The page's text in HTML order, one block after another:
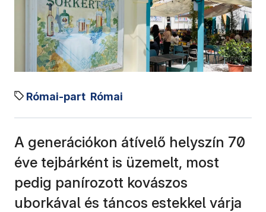
Római-part Római
A generációkon átívelő helyszín 70
éve tejbárként is üzemelt, most
pedig panírozott kovászos
uborkával és táncos estekkel várja